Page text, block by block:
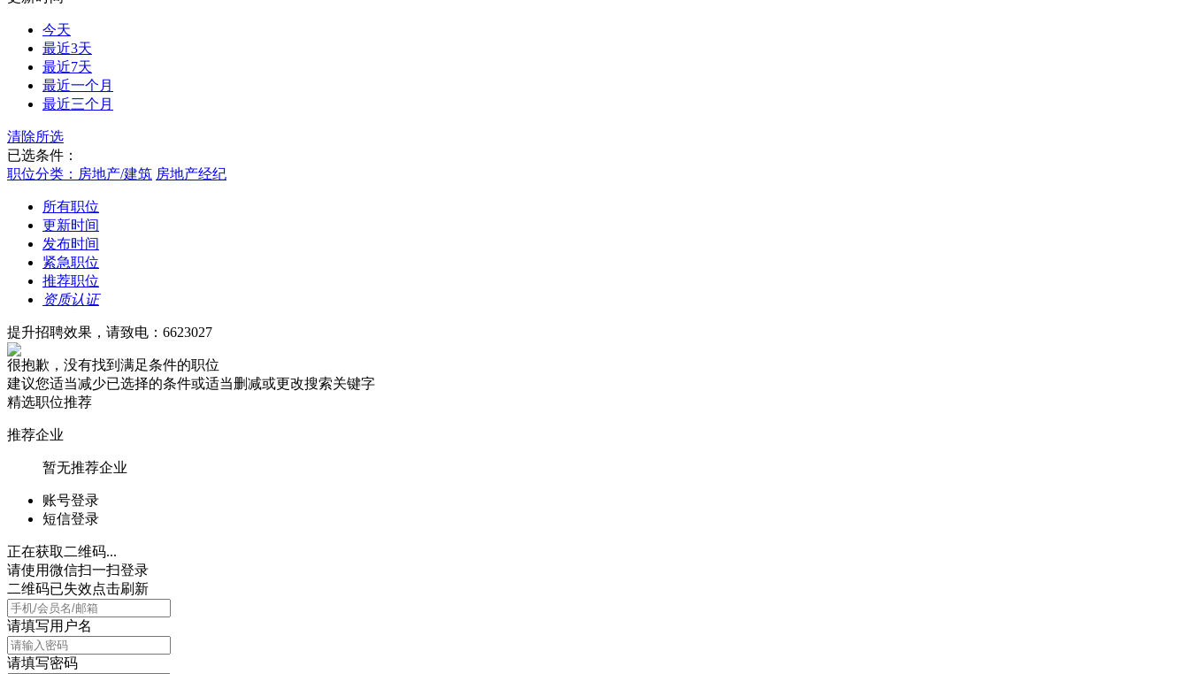
今天
最近3天
最近7天
最近一个月
最近三个月
清除所选
已选条件：
职位分类：房地产/建筑 房地产经纪
所有职位
更新时间
发布时间
紧急职位
推荐职位
资质认证
提升招聘效果，请致电：6623027
很抱歉，没有找到满足条件的职位
建议您适当减少已选择的条件或适当删减或更改搜索关键字
精选职位推荐
推荐企业
暂无推荐企业
账号登录
短信登录
正在获取二维码...
请使用微信扫一扫登录
二维码已失效点击刷新
请填写用户名
请填写密码